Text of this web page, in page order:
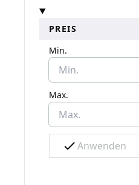
PREIS
Min.
Max.
Anwenden